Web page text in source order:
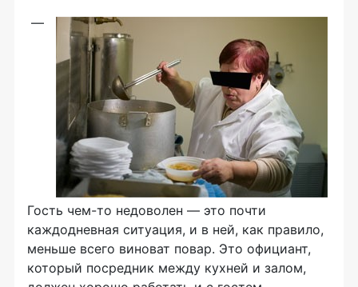
—
Гость чем-то недоволен — это почти
каждодневная ситуация, и в ней, как правило,
меньше всего виноват повар. Это официант,
который посредник между кухней и залом,